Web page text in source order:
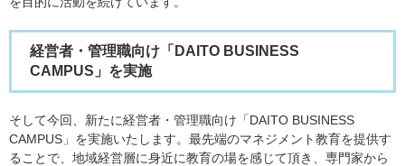
経営者・管理職向け「DAITO BUSINESS
CAMPUS」を実施
そして今回、新たに経営者・管理職向け「DAITO BUSINESS
CAMPUS」を実施いたします。最先端のマネジメント教育を提供す
ることで、地域経営層に身近に教育の場を感じて頂き、専門家から